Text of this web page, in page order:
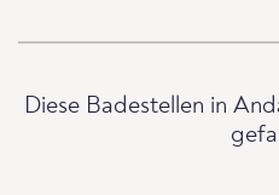
Diese Badestellen in